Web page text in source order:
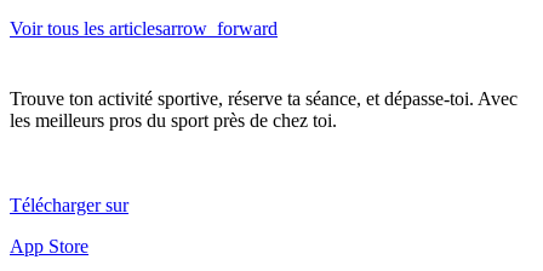
Voir tous les articlesarrow_forward
Trouve ton activité sportive, réserve ta séance, et dépasse-toi. Avec
les meilleurs pros du sport près de chez toi.
Télécharger sur
App Store